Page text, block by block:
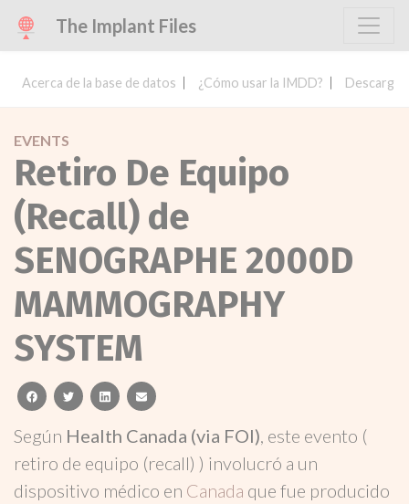
The Implant Files
Acerca de la base de datos ¿Cómo usar la IMDD? Descargar
EVENTS
Retiro De Equipo
(Recall) de
SENOGRAPHE 2000D
MAMMOGRAPHY
SYSTEM
facebooktwitterlinkedinemail
Según Health Canada (via FOI), este evento (
retiro de equipo (recall) ) involucró a un
dispositivo médico en Canada que fue producido